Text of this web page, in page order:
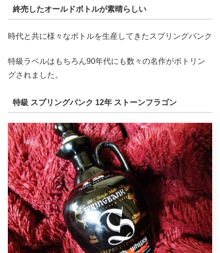
終売したオールドボトルが素晴らしい
時代と共に様々なボトルを生産してきたスプリングバンク
特級ラベルはもちろん90年代にも数々の名作がボトリン
グされました。
特級 スプリングバンク 12年 ストーンフラゴン